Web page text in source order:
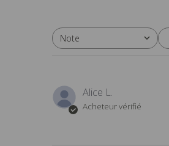
Note
Toutes les évaluations
Alice L.
Acheteur vérifié